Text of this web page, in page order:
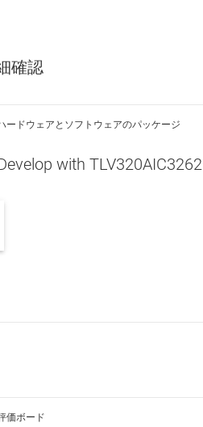
確認
ードウェアとソフトウェアのパッケージ
with TLV320AIC3262
価ボード